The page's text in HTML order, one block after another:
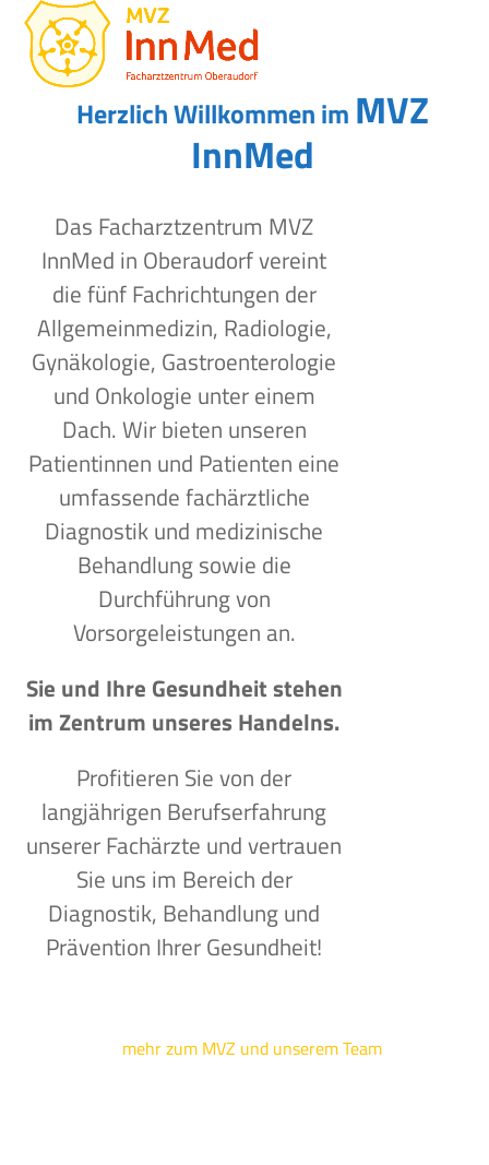
Skip
content
Open
mobile
menu
Close
mobile
menu
Herzlich Willkommen im MVZ
InnMed
Das Facharztzentrum MVZ
InnMed in Oberaudorf vereint
die fünf Fachrichtungen der
Allgemeinmedizin, Radiologie,
Gynäkologie, Gastroenterologie
und Onkologie unter einem
Dach. Wir bieten unseren
Patientinnen und Patienten eine
umfassende fachärztliche
Diagnostik und medizinische
Behandlung sowie die
Durchführung von
Vorsorgeleistungen an.
Sie und Ihre Gesundheit stehen
im Zentrum unseres Handelns.
Profitieren Sie von der
langjährigen Berufserfahrung
unserer Fachärzte und vertrauen
Sie uns im Bereich der
Diagnostik, Behandlung und
Prävention Ihrer Gesundheit!
mehr zum MVZ und unserem Team